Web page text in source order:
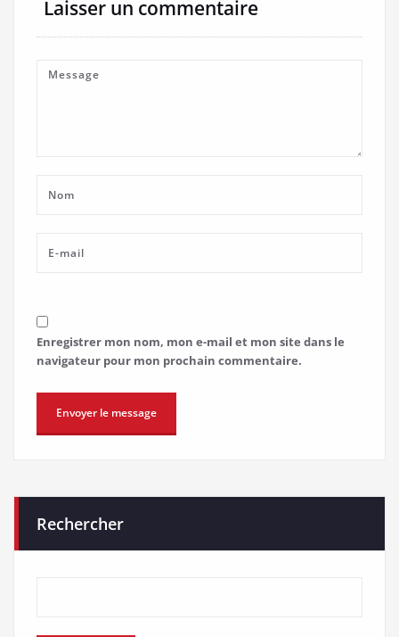
Laisser un commentaire
Enregistrer mon nom, mon e-mail et mon site dans le
navigateur pour mon prochain commentaire.
Rechercher